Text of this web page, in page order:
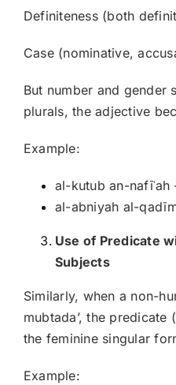
Definiteness (both
Case (nominative,
But number and gender
plurals, the adjective
Example:
al-kutub an-nafīʿah
al-abniyah al-
Use of Predicate
Subjects
Similarly, when a non-
mubtadaʼ, the
the feminine singular
Example: